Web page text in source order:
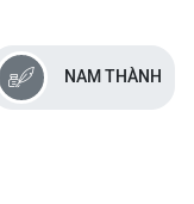
NAM THÀNH